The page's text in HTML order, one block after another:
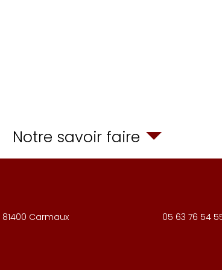
Notre savoir faire
81400 Carmaux 05 63 76 54